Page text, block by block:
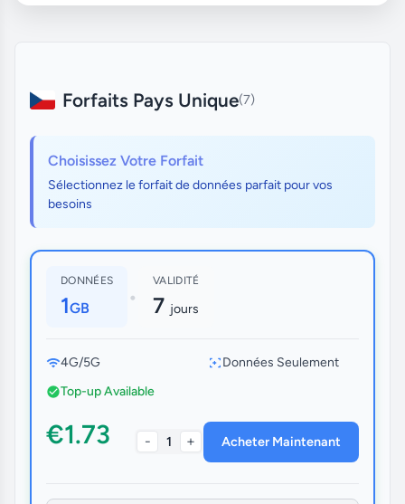
Forfaits Pays Unique(7)
Choisissez Votre Forfait
Sélectionnez le forfait de données parfait pour vos
besoins
DONNÉES
1GB •
VALIDITÉ
7 jours
4G/5G
Données Seulement
Top-up Available
€1.73 - 1 + Acheter Maintenant